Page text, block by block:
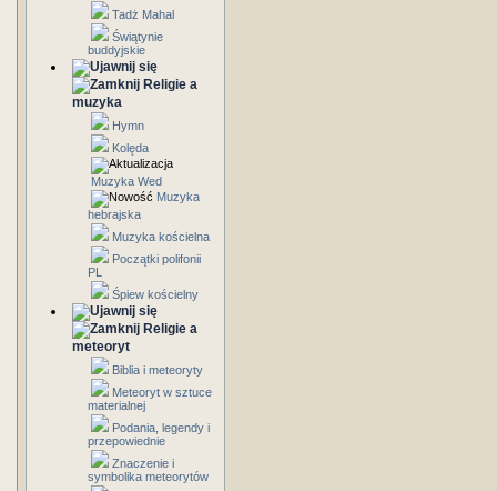
Tadż Mahal
Świątynie
buddyjskie
Religie a
muzyka
Hymn
Kolęda
Muzyka Wed
Muzyka
hebrajska
Muzyka kościelna
Początki polifonii
PL
Śpiew kościelny
Religie a
meteoryt
Biblia i meteoryty
Meteoryt w sztuce
materialnej
Podania, legendy i
przepowiednie
Znaczenie i
symbolika meteorytów